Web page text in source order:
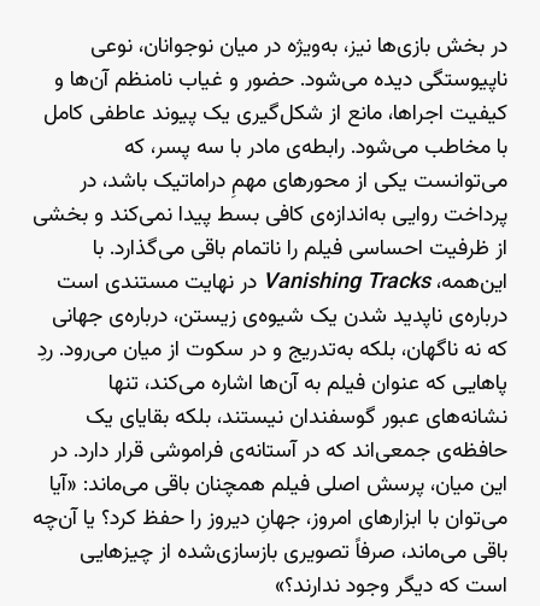
در بخش بازی‌ها نیز، به‌ویژه در میان نوجوانان، نوعی
ناپیوستگی دیده می‌شود. حضور و غیاب نامنظم آن‌ها و
کیفیت اجراها، مانع از شکل‌گیری یک پیوند عاطفی کامل
با مخاطب می‌شود. رابطه‌ی مادر با سه پسر، که
می‌توانست یکی از محورهای مهمِ دراماتیک باشد، در
پرداخت روایی به‌اندازه‌ی کافی بسط پیدا نمی‌کند و بخشی
از ظرفیت احساسی فیلم را ناتمام باقی می‌گذارد. با
این‌همه،Vanishing Tracks در نهایت مستندی است
درباره‌ی ناپدید شدن یک شیوه‌ی زیستن، درباره‌ی جهانی
که نه ناگهان، بلکه به‌تدریج و در سکوت از میان می‌رود. ردِ
پاهایی که عنوان فیلم به آن‌ها اشاره می‌کند، تنها
نشانه‌های عبور گوسفندان نیستند، بلکه بقایای یک
حافظه‌ی جمعی‌اند که در آستانه‌ی فراموشی قرار دارد. در
این میان، پرسش اصلی فیلم همچنان باقی می‌ماند: «آیا
می‌توان با ابزارهای امروز، جهانِ دیروز را حفظ کرد؟ یا آن‌چه
باقی می‌ماند، صرفاً تصویری بازسازی‌شده از چیزهایی
است که دیگر وجود ندارند؟»